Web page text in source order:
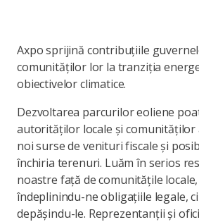
Axpo sprijină contribuțiile
comunităților lor la tranziția
obiectivelor climatice.
Dezvoltarea parcurilor eoliene
autorităților locale și comunităților
noi surse de venituri fiscale și
închiria terenuri. Luăm în serios
noastre față de comunitățile
îndeplinindu-ne obligațiile legale,
depășindu-le. Reprezentanții și